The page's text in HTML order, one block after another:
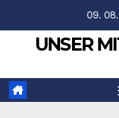
springen
09.
UNSER